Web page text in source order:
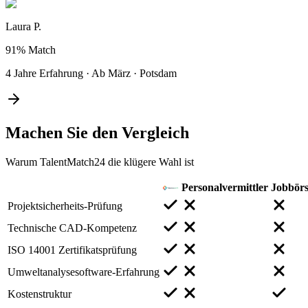
Laura P.
91% Match
4 Jahre Erfahrung · Ab März · Potsdam
Machen Sie den Vergleich
Warum TalentMatch24 die klügere Wahl ist
Personalvermittler
Projektsicherheits-Prüfung
Technische CAD-Kompetenz
ISO 14001 Zertifikatsprüfung
Umweltanalysesoftware-Erfahrung
Kostenstruktur